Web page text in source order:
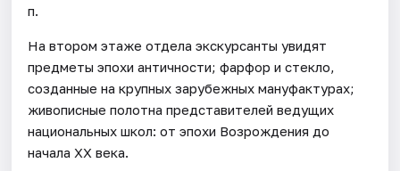
п.
На втором этаже отдела экскурсанты увидят
предметы эпохи античности; фарфор и стекло,
созданные на крупных зарубежных мануфактурах;
живописные полотна представителей ведущих
национальных школ: от эпохи Возрождения до
начала ХХ века.